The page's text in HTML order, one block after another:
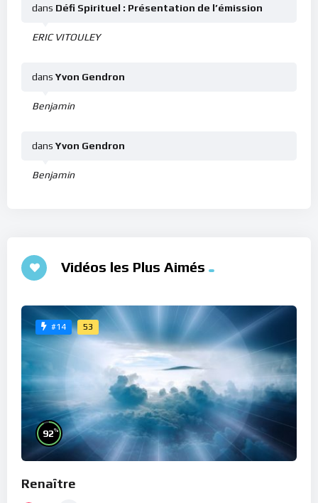
ERIC VITOULEY
dans Défi Spirituel : Présentation de l’émission
Benjamin
dans Yvon Gendron
Benjamin
dans Yvon Gendron
Vidéos les Plus Aimés
#14 53
92%
Renaître